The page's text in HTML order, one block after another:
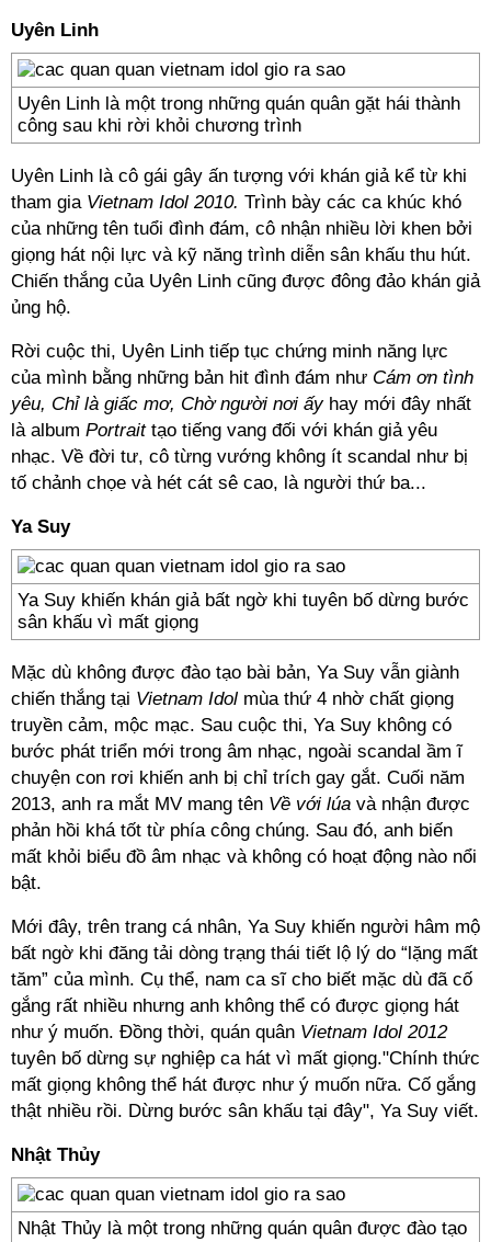
Uyên Linh
Uyên Linh là một trong những quán quân gặt hái thành
công sau khi rời khỏi chương trình
Uyên Linh là cô gái gây ấn tượng với khán giả kể từ khi
tham gia Vietnam Idol 2010. Trình bày các ca khúc khó
của những tên tuổi đình đám, cô nhận nhiều lời khen bởi
giọng hát nội lực và kỹ năng trình diễn sân khấu thu hút.
Chiến thắng của Uyên Linh cũng được đông đảo khán giả
ủng hộ.
Rời cuộc thi, Uyên Linh tiếp tục chứng minh năng lực
của mình bằng những bản hit đình đám như Cám ơn tình
yêu, Chỉ là giấc mơ, Chờ người nơi ấy hay mới đây nhất
là album Portrait tạo tiếng vang đối với khán giả yêu
nhạc. Về đời tư, cô từng vướng không ít scandal như bị
tố chảnh chọe và hét cát sê cao, là người thứ ba...
Ya Suy
Ya Suy khiến khán giả bất ngờ khi tuyên bố dừng bước
sân khấu vì mất giọng
Mặc dù không được đào tạo bài bản, Ya Suy vẫn giành
chiến thắng tại Vietnam Idol mùa thứ 4 nhờ chất giọng
truyền cảm, mộc mạc. Sau cuộc thi, Ya Suy không có
bước phát triển mới trong âm nhạc, ngoài scandal ầm ĩ
chuyện con rơi khiến anh bị chỉ trích gay gắt. Cuối năm
2013, anh ra mắt MV mang tên Về với lúa và nhận được
phản hồi khá tốt từ phía công chúng. Sau đó, anh biến
mất khỏi biểu đồ âm nhạc và không có hoạt động nào nổi
bật.
Mới đây, trên trang cá nhân, Ya Suy khiến người hâm mộ
bất ngờ khi đăng tải dòng trạng thái tiết lộ lý do “lặng mất
tăm” của mình. Cụ thể, nam ca sĩ cho biết mặc dù đã cố
gắng rất nhiều nhưng anh không thể có được giọng hát
như ý muốn. Đồng thời, quán quân Vietnam Idol 2012
tuyên bố dừng sự nghiệp ca hát vì mất giọng."Chính thức
mất giọng không thể hát được như ý muốn nữa. Cố gắng
thật nhiều rồi. Dừng bước sân khấu tại đây", Ya Suy viết.
Nhật Thủy
Nhật Thủy là một trong những quán quân được đào tạo